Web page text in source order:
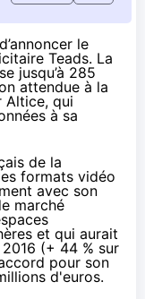
le
Teads. La
jusqu’à 285
attendue à la
Altice, qui
à sa
de la
formats vidéo
avec son
marché
et qui aurait
(+ 44 % sur
pour son
d'euros.